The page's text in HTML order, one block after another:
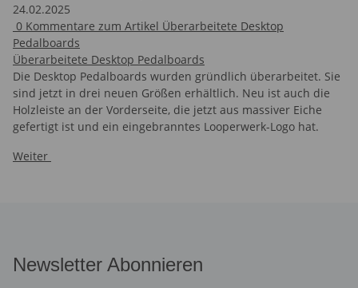
24.02.2025
0 Kommentare zum Artikel Überarbeitete Desktop
Pedalboards
Überarbeitete Desktop Pedalboards
Die Desktop Pedalboards wurden gründlich überarbeitet. Sie
sind jetzt in drei neuen Größen erhältlich. Neu ist auch die
Holzleiste an der Vorderseite, die jetzt aus massiver Eiche
gefertigt ist und ein eingebranntes Looperwerk-Logo hat.
Weiter
Newsletter Abonnieren